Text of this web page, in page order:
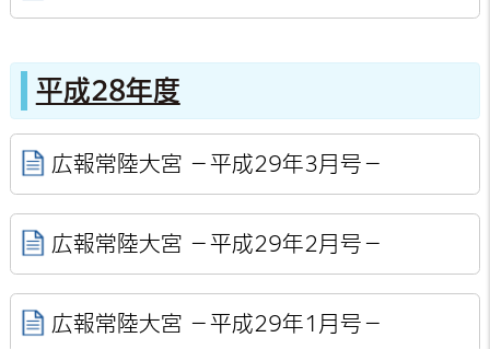
平成28年度
広報常陸大宮 －平成29年3月号－
広報常陸大宮 －平成29年2月号－
広報常陸大宮 －平成29年1月号－